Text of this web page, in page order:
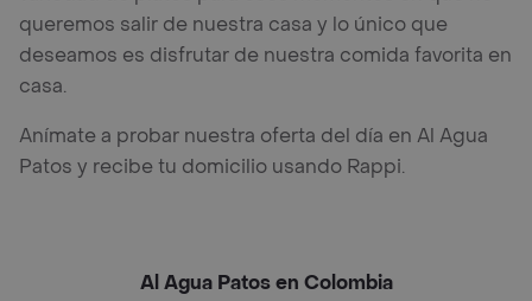
queremos salir de nuestra casa y lo único que
deseamos es disfrutar de nuestra comida favorita en
casa.
Anímate a probar nuestra oferta del día en Al Agua
Patos y recibe tu domicilio usando Rappi.
Al Agua Patos en Colombia